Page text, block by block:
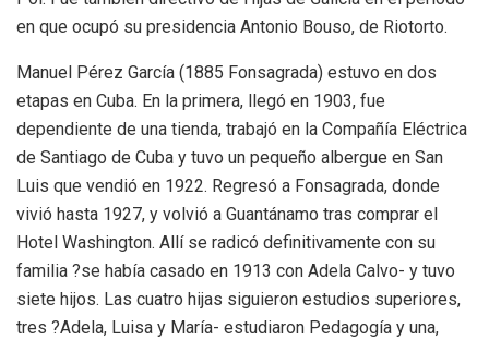
en que ocupó su presidencia Antonio Bouso, de Riotorto.
Manuel Pérez García (1885 Fonsagrada) estuvo en dos
etapas en Cuba. En la primera, llegó en 1903, fue
dependiente de una tienda, trabajó en la Compañía Eléctrica
de Santiago de Cuba y tuvo un pequeño albergue en San
Luis que vendió en 1922. Regresó a Fonsagrada, donde
vivió hasta 1927, y volvió a Guantánamo tras comprar el
Hotel Washington. Allí se radicó definitivamente con su
familia ?se había casado en 1913 con Adela Calvo- y tuvo
siete hijos. Las cuatro hijas siguieron estudios superiores,
tres ?Adela, Luisa y María- estudiaron Pedagogía y una,